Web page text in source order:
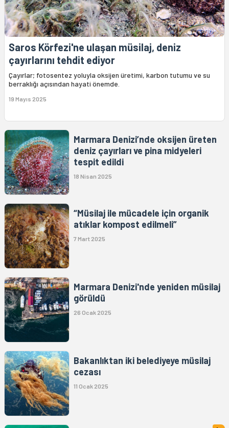
Saros Körfezi'ne ulaşan müsilaj, deniz
çayırlarını tehdit ediyor
Çayırlar; fotosentez yoluyla oksijen üretimi, karbon tutumu ve su
berraklığı açısından hayati önemde.
19 Mayıs 2025
Marmara Denizi’nde oksijen üreten
deniz çayırları ve pina midyeleri
tespit edildi
18 Nisan 2025
“Müsilaj ile mücadele için organik
atıklar kompost edilmeli”
7 Mart 2025
Marmara Denizi'nde yeniden müsilaj
görüldü
26 Ocak 2025
Bakanlıktan iki belediyeye müsilaj
cezası
11 Ocak 2025